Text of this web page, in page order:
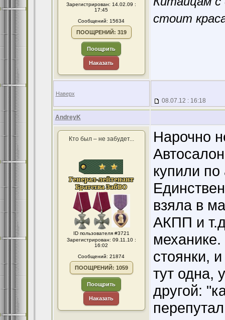
Зарегистрирован: 14.02.09 :
17:45
Сообщений: 15634
ПООЩРЕНИЙ: 319
Поощрить
Наказать
стоит
Наверх
08.07.12 : 16:18
AndreyK
Кто был – не забудет...
ID пользователя #3721
Зарегистрирован: 09.11.10 :
16:02
Сообщений: 21874
ПООЩРЕНИЙ: 1059
Поощрить
Наказать
Нарочно
купили
взяла в
АКПП и
стоянки,
тут одна,
другой: